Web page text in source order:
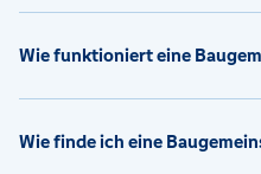
Wie funktioniert eine
Wie finde ich eine